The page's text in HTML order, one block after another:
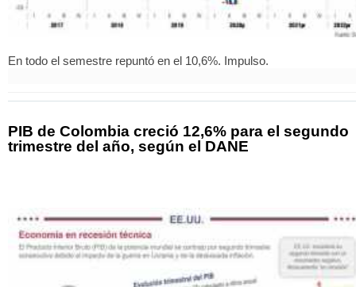
En todo el semestre repuntó en el 10,6%. Impulso.
PIB de Colombia creció 12,6% para el segundo
trimestre del año, según el DANE